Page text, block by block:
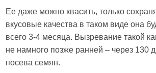
Ее даже можно квасить, только
вкусовые качества в таком виде она
всего 3-4 месяца. Вызревание такой
не намного позже ранней – через 130
посева семян.